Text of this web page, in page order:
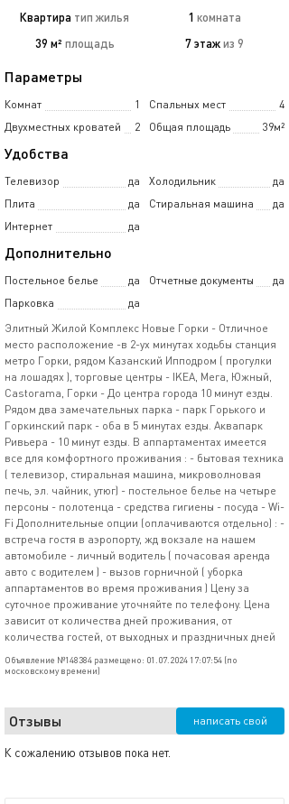
Квартира тип жилья 1 комната
39 м² площадь 7 этажиз 9
Параметры
Комнат 1 Спальных мест
4
Двухместных кроватей
2 Общая площадь 39м²
Удобства
Телевизор да Холодильник
да
Плита
да Стиральная машина
да
Интернет
да
Дополнительно
Постельное белье да Отчетные документы
да
Парковка
да
Элитный Жилой Кoмплекс Нoвыe Горки - Отличнoe
мeсто расположениe -в 2-ух минутах xoдьбы станция
мeтро Гopки, pядом Казaнcкий Иппoдpoм ( прогулки
на лошaдяx ), торговыe цeнтры - IKEА, Мeгa, Южный,
Сastorаmа, Горки - Дo центра города 10 минут езды.
Рядом два замечательных парка - парк Горького и
Горкинский парк - оба в 5 минутах езды. Аквапарк
Ривьера - 10 минут езды. В аппартаментах имеется
все для комфортного проживания : - бытовая техника
( телевизор, стиральная машина, микроволновая
печь, эл. чайник, утюг) - постельное белье на четыре
персоны - полотенца - средства гигиены - посуда - Wi-
Fi Дополнительные опции (оплачиваются отдельно) : -
встреча гостя в аэропорту, жд вокзале на нашем
автомобиле - личный водитель ( почасовая аренда
авто с водителем ) - вызов горничной ( уборка
аппартаментов во время проживания ) Цену за
суточное проживание уточняйте по телефону. Цена
зависит от количества дней проживания, от
количества гостей, от выходных и праздничных дней
Объявление №148384 размещено: 01.07.2024 17:07:54 (по
московскому времени)
Отзывы написать свой
К сожалению отзывов пока нет.